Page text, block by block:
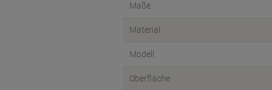
Maße
Material
Modell
Oberfläche